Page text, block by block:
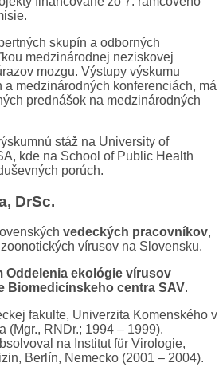
skupín a odborných
medzinárodnej neziskovej
mozgu. Výstupy výskumu
a medzinárodných konferenciách, má
prednášok na medzinárodných
stáž na University of
kde na School of Public Health
porúch.
DrSc.
vedeckých pracovníkov,
vírusov na Slovensku.
Oddelenia ekológie vírusov
Biomedicínskeho centra SAV.
fakulte, Univerzita Komenského v
(Mgr., RNDr.; 1994 – 1999).
na Institut für Virologie,
Berlín, Nemecko (2001 – 2004).